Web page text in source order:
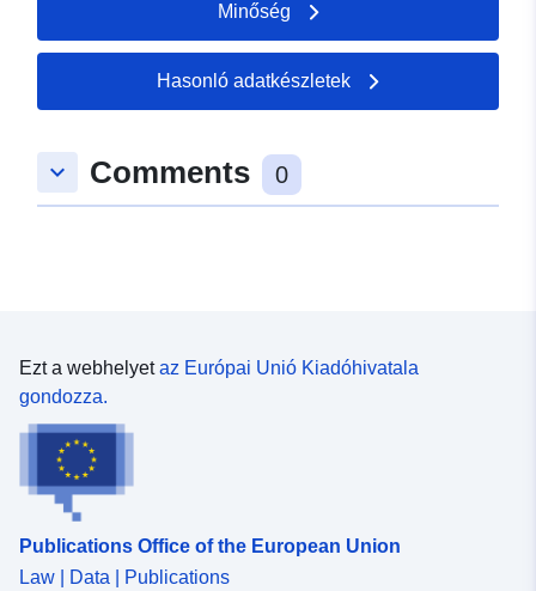
Minőség
Hasonló adatkészletek
keyboard_arrow_down Comments 0
Ezt a webhelyetaz Európai Unió Kiadóhivatala
gondozza.
Publications Office of the European Union
Law | Data | Publications